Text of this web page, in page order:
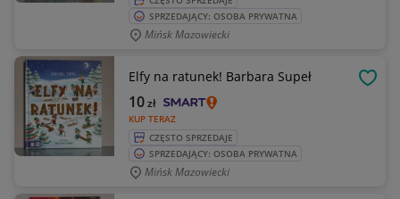
SPRZEDAJĄCY: OSOBA PRYWATNA
Mińsk Mazowiecki
Elfy na ratunek! Barbara Supeł
KUP TERAZ
10zł
CZĘSTO SPRZEDAJE
SPRZEDAJĄCY: OSOBA PRYWATNA
Mińsk Mazowiecki